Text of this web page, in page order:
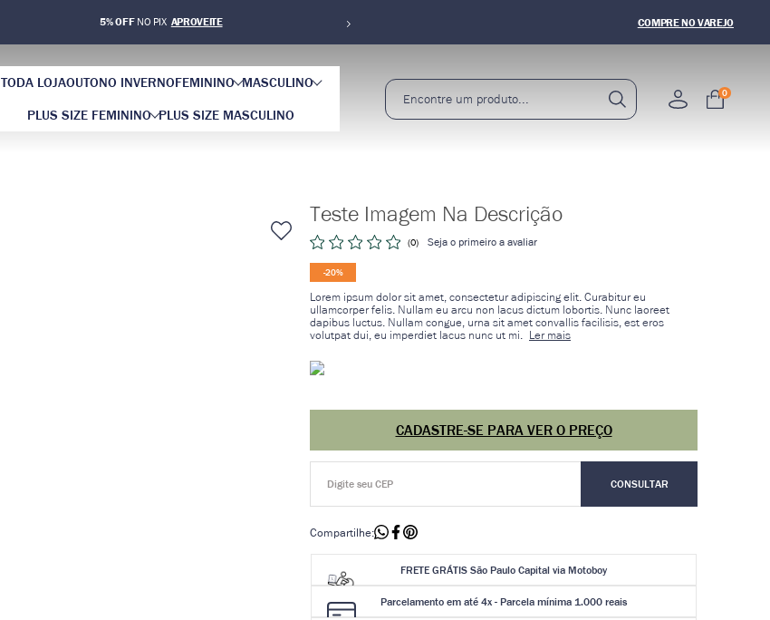
5% OFFNO PIX COMPRE NO VAREJO
TODA LOJAOUTONO INVERNOFEMININO MASCULINO
PLUS SIZE FEMININO PLUS SIZE MASCULINO
0
Teste Imagem Na Descrição
(0) Seja o primeiro a avaliar
20%
Lorem ipsum dolor sit amet, consectetur adipiscing elit. Curabitur eu
ullamcorper felis. Nullam eu arcu non lacus dictum lobortis. Nunc laoreet
dapibus luctus. Nullam congue, urna sit amet convallis facilisis, est eros
volutpat dui, eu imperdiet lacus nunc ut mi.
Ler mais
CADASTRE-SE PARA VER O PREÇO
Compartilhe:
FRETE GRÁTIS São Paulo Capital via Motoboy
Parcelamento em até 4x - Parcela mínima 1.000 reais